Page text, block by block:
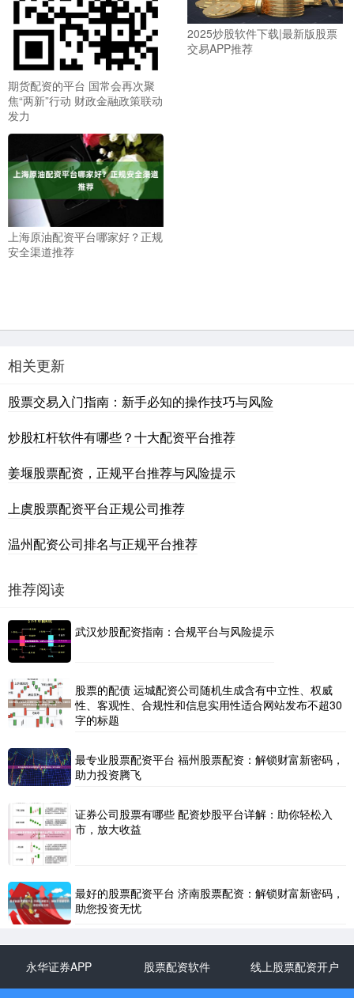
期货配资的平台 国常会再次聚
焦“两新”行动 财政金融政策联动
发力
2025炒股软件下载|最新版股票
交易APP推荐
上海原油配资平台哪家好？正规
安全渠道推荐
相关更新
股票交易入门指南：新手必知的操作技巧与风险
炒股杠杆软件有哪些？十大配资平台推荐
姜堰股票配资，正规平台推荐与风险提示
上虞股票配资平台正规公司推荐
温州配资公司排名与正规平台推荐
推荐阅读
武汉炒股配资指南：合规平台与风险提示
股票的配债 运城配资公司随机生成含有中立性、权威
性、客观性、合规性和信息实用性适合网站发布不超30
字的标题
最专业股票配资平台 福州股票配资：解锁财富新密码，
助力投资腾飞
证券公司股票有哪些 配资炒股平台详解：助你轻松入
市，放大收益
最好的股票配资平台 济南股票配资：解锁财富新密码，
助您投资无忧
永华证券APP 股票配资软件 线上股票配资开户